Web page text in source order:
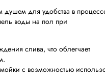
душем для удобства в
воды на пол при
слива, что облегчает
с возможностью